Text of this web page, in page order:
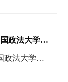
关于公布2026年第一期“中国政法大学企业合规师职业技能社会评价等级培训证书”考试成绩的通知
各位考生：根据安排，中国政法大学企业合规师职业技能社会评价等级培训证书2026年第一期考试已完成阅卷、审核工作，现将考试成绩及证书发放事宜予以公布。具体事项如下：